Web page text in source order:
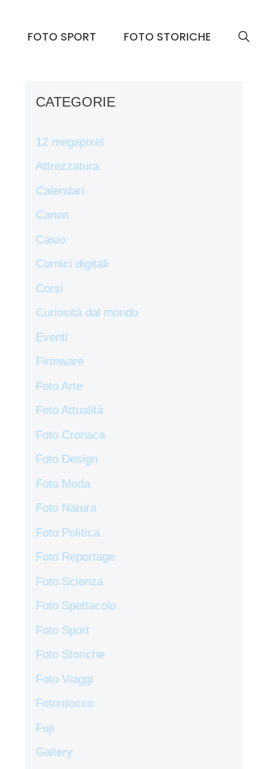
FOTO SPORT FOTO STORICHE
CATEGORIE
12 megapixel
Attrezzatura
Calendari
Canon
Casio
Cornici digitali
Corsi
Curiosità dal mondo
Eventi
Firmware
Foto Arte
Foto Attualità
Foto Cronaca
Foto Design
Foto Moda
Foto Natura
Foto Politica
Foto Reportage
Foto Scienza
Foto Spettacolo
Foto Sport
Foto Storiche
Foto Viaggi
Fotoritocco
Fuji
Gallery